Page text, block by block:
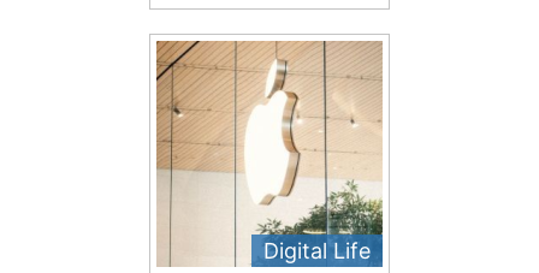
Digital Life